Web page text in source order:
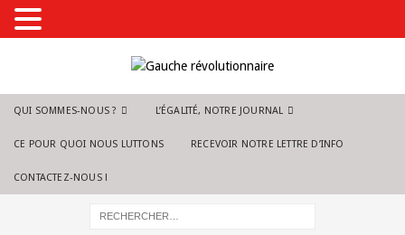
QUI SOMMES-NOUS ? L’ÉGALITÉ, NOTRE JOURNAL
CE POUR QUOI NOUS LUTTONS RECEVOIR NOTRE LETTRE D’INFO
CONTACTEZ-NOUS !